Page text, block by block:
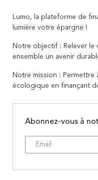
Lumo, la plateforme de
lumière votre épargne !
Notre objectif : Relever le
ensemble un avenir
Notre mission : Permettre
écologique en finançant
Abonnez-vous à